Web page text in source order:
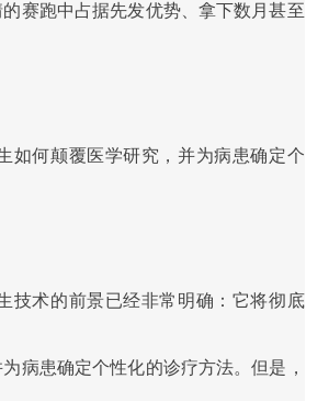
赛跑中占据先发优势、拿下数月甚至
如何颠覆医学研究，并为病患确定个
技术的前景已经非常明确：它将彻底
病患确定个性化的诊疗方法。但是，